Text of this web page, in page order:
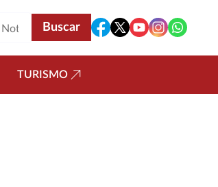
TURISMO